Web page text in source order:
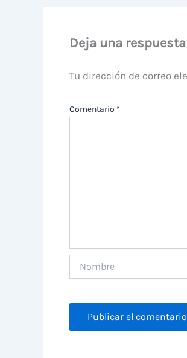
Deja una respuesta
Tu dirección de correo
Comentario *